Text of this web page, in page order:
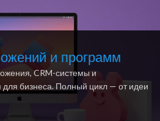
и программ
CRM-системы и
бизнеса. Полный цикл — от идеи